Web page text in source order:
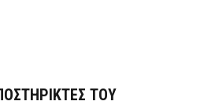
ΤΟΥ